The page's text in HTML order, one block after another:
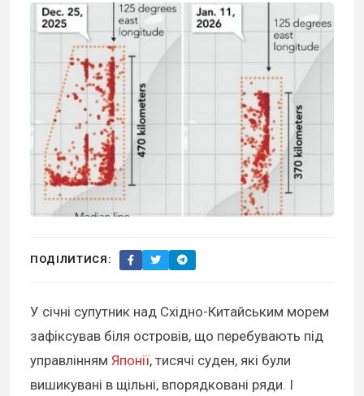
ПОДІЛИТИСЯ:
У січні супутник над Східно-Китайським морем
зафіксував біля островів, що перебувають під
управлінням Японії, тисячі суден, які були
вишикувані в щільні, впорядковані ряди. І